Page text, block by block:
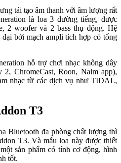
tái tạo âm thanh với âm lượng rất
là loa 3 đường tiếng, được
2 woofer và 2 bass thụ động. Hệ
bởi mạch ampli tích hợp có tổng
hỗ trợ chơi nhạc không dây
ChromeCast, Roon, Naim app),
nhạc từ các dịch vụ như TIDAL,
T3
Bluetooth đa phòng chất lượng thì
T3. Và mẫu loa này được thiết
sản phẩm có tính cơ động, hình
tốt.